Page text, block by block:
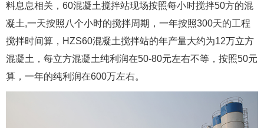
料息息相关，60混凝土搅拌站现场按照每小时搅拌50方的混
凝土,一天按照八个小时的搅拌周期，一年按照300天的工程
搅拌时间算，HZS60混凝土搅拌站的年产量大约为12万立方
混凝土，每立方混凝土纯利润在50-80元左右不等，按照50元
算，一年的纯利润在600万左右。